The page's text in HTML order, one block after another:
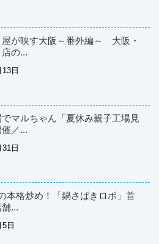
屋が映す大阪～番外編～ 大阪・
の...
日
マルちゃん「夏休み親子工場見
／...
日
本格炒め！「鍋さばきロボ」首
...
日